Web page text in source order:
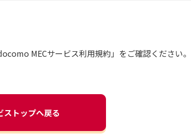
MECサービス利用規約」をご確認ください。
ストップへ戻る